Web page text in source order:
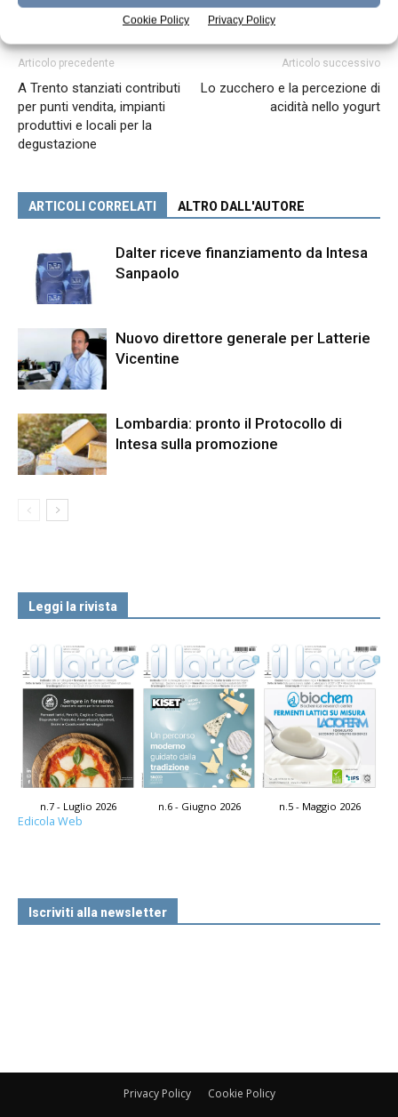
Cookie Policy Privacy Policy
Articolo precedente
A Trento stanziati contributi
per punti vendita, impianti
produttivi e locali per la
degustazione
Articolo successivo
Lo zucchero e la percezione di
acidità nello yogurt
ARTICOLI CORRELATI ALTRO DALL'AUTORE
Dalter riceve finanziamento da Intesa
Sanpaolo
Nuovo direttore generale per Latterie
Vicentine
Lombardia: pronto il Protocollo di
Intesa sulla promozione
Leggi la rivista
n.7 - Luglio 2026 n.6 - Giugno 2026 n.5 - Maggio 2026
Edicola Web
Iscriviti alla newsletter
Privacy Policy Cookie Policy